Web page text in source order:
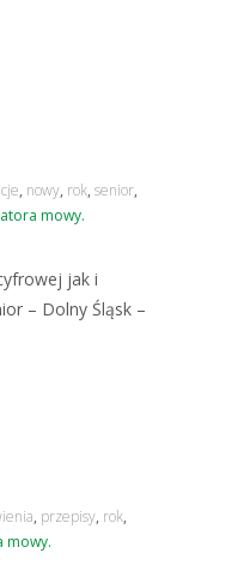
, nowy, rok, senior,
mowy.
jak i
– Dolny Śląsk –
, przepisy, rok,
mowy.